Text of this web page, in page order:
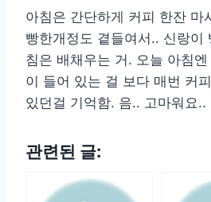
아침은 간단하게 커피 한잔 마
빵한개정도 곁들여서.. 신랑이
침은 배채우는 거. 오늘 아침
이 들어 있는 걸 보다 매번 커
있던걸 기억함. 음.. 고마워요..
관련된 글: